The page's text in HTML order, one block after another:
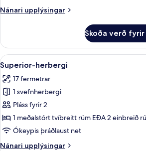
Nánari upplýsingar
Nánari
fyrir
tvo
Skoða verð
Skoða
allar
myndir
fyrir
Superior-
herbergi
Superior-
9
Superior-herbergi
17 fermetrar
1 svefnherbergi
Pláss fyrir 2
1 meðalstórt tvíbreitt rúm EÐA 2 einbreið
Ókeypis þráðlaust net
Nánari upplýsingar
Nánari